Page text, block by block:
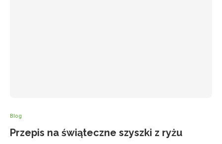
Blog
Przepis na świąteczne szyszki z ryżu